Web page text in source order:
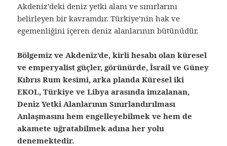
Akdeniz’deki deniz yetki alanı ve sınırlarını
belirleyen bir kavramdır. Türkiye’nin hak ve
egemenliğini içeren deniz alanlarının bütünüdür.
Bölgemiz ve Akdeniz’de, kirli hesabı olan küresel
ve emperyalist güçler, görünürde, İsrail ve Güney
Kıbrıs Rum kesimi, arka planda Küresel iki
EKOL, Türkiye ve Libya arasında imzalanan,
Deniz Yetki Alanlarının Sınırlandırılması
Anlaşmasını hem engelleyebilmek ve hem de
akamete uğratabilmek adına her yolu
denemektedir.